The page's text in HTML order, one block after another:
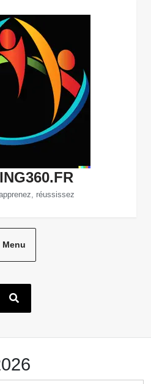
réussissez
Menu